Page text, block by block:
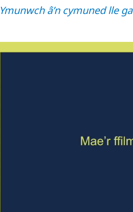
Ymunwch â’n cymuned lle